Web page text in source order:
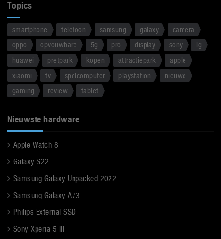
Topics
smartphone telefoon samsung galaxy
camera
oppo
opvouwbare 5g pro display sony
lg
huawei
pretpark kopen attractiepark
apple
xiaomi
tv spelcomputer playstation
nieuwe
gaming
review tablet
Nieuwste hardware
Apple Watch 8
Galaxy S22
Samsung Galaxy Unpacked 2022
Samsung Galaxy A73
Philips External SSD
Sony Xperia 5 III